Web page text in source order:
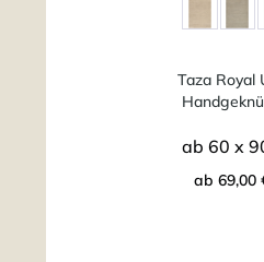
Taza Royal
ab 60 x
ab 69,00